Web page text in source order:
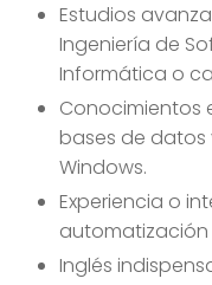
Estudios
Ingeniería de
Informática o
Conocimientos
bases de datos
Windows.
Experiencia o
automatización
Inglés